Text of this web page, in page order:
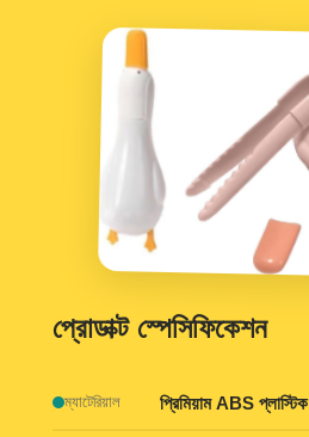
প্রোডাক্ট স্পেসিফিকেশন
ম্যাটেরিয়াল প্রিমিয়াম ABS প্লাস্টিক